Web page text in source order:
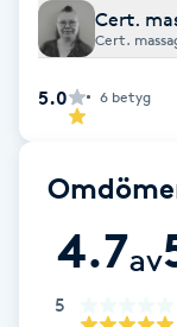
Celluliter
Color correction
Damklippning
Cert.
Cert.
5.0 6 betyg
4.7av
5